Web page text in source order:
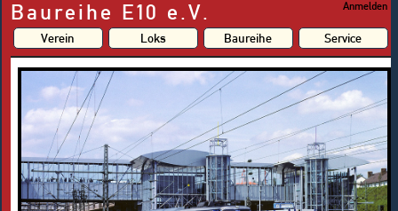
Baureihe E10 e.V. Anmelden
Verein Loks Baureihe Service